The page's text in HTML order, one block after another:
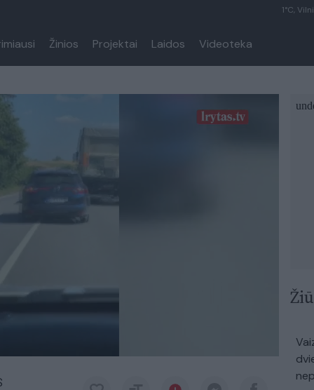
1°C,
Žinios Projektai Laidos Videoteka